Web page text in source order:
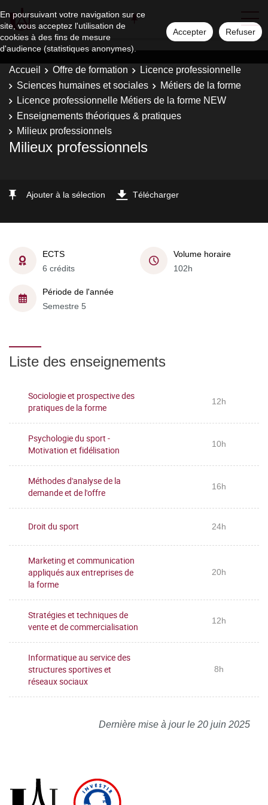
En poursuivant votre navigation sur ce
site, vous acceptez l'utilisation de
cookies à des fins de mesure
d'audience (statistiques anonymes).
Accepter Refuser
Accueil Offre de formation
Licence professionnelle
Sciences humaines et sociales
Métiers de la forme
Licence professionnelle Métiers de la forme NEW
Enseignements théoriques & pratiques
Milieux professionnels
Milieux professionnels
Ajouter à la sélection Télécharger
ECTS
6 crédits
Volume horaire
102h
Période de l'année
Semestre 5
Liste des enseignements
Sociologie et prospective des
pratiques de la forme
12h
Psychologie du sport -
Motivation et fidélisation
10h
Méthodes d'analyse de la
demande et de l'offre
16h
Droit du sport 24h
Marketing et communication
appliqués aux entreprises de
la forme
20h
Stratégies et techniques de
vente et de commercialisation
12h
Informatique au service des
structures sportives et
réseaux sociaux
8h
Dernière mise à jour le 20 juin 2025